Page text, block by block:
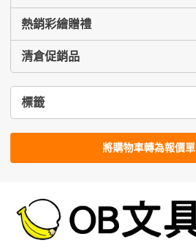
熱銷彩繪贈禮
清倉促銷品
標籤
將購物車轉為報價單